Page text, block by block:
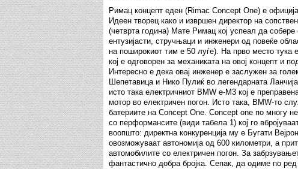
Римац концепт еден (Rimac Concept One) е
Идеен творец како и извршен директор на
(четврта година) Мате Римац кој успеал да
ентузијасти, стручњаци и инженери од повеќе
на поширокиот тим е 50 луѓе). На прво место тука
кој е одговорен за механиката на овој концепт и
Интересно е дека овај инженер е заслужен за
Шепетавица и Нико Пулиќ во легендарната
исто така електричниот BMW e-M3 кој е
мотор во електричен погон. Исто така, BMW-то
батериите на Concept One. Concept one по многу
со перформансите (види табела 1) кој го
воопшто: директна конкуренција му е Бугати
овозможуваат автономија од 600 километри, а
автомобилите со електричен погон. За
фантастично добра бројка. Сепак, да одиме по